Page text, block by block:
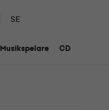
SE
Musikspelare CD